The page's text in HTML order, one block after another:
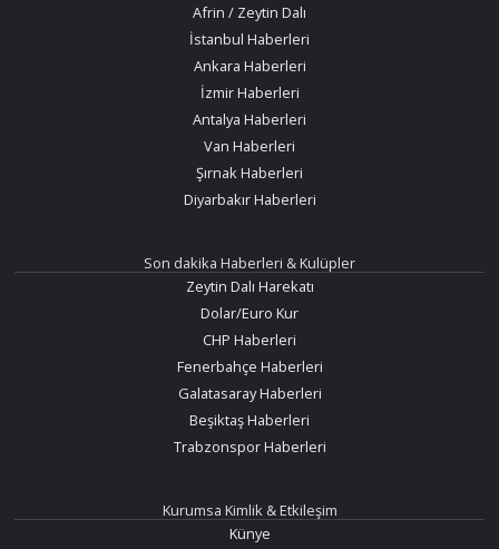
Afrin / Zeytin Dalı
İstanbul Haberleri
Ankara Haberleri
İzmir Haberleri
Antalya Haberleri
Van Haberleri
Şırnak Haberleri
Diyarbakır Haberleri
Son dakika Haberleri & Kulüpler
Zeytin Dalı Harekatı
Dolar/Euro Kur
CHP Haberleri
Fenerbahçe Haberleri
Galatasaray Haberleri
Beşiktaş Haberleri
Trabzonspor Haberleri
Kurumsa Kimlik & Etkileşim
Künye